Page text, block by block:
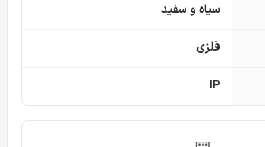
سیاه و سفید
فلزی
IP